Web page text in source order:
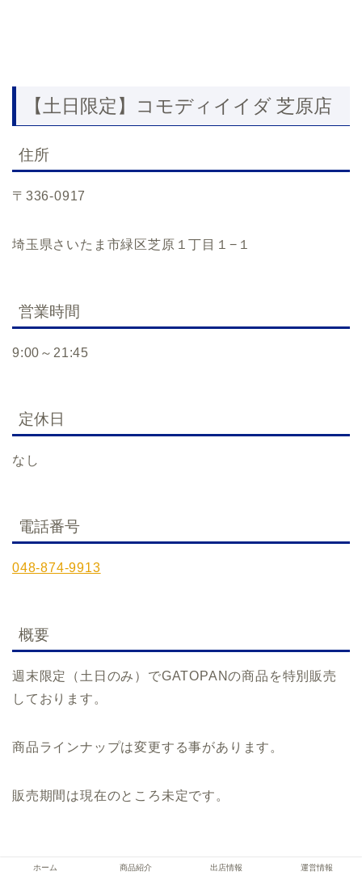
【土日限定】コモディイイダ 芝原店
住所
〒336-0917
埼玉県さいたま市緑区芝原１丁目１−１
営業時間
9:00～21:45
定休日
なし
電話番号
048-874-9913
概要
週末限定（土日のみ）でGATOPANの商品を特別販売
しております。
商品ラインナップは変更する事があります。
販売期間は現在のところ未定です。
ホーム 商品紹介 出店情報 運営情報